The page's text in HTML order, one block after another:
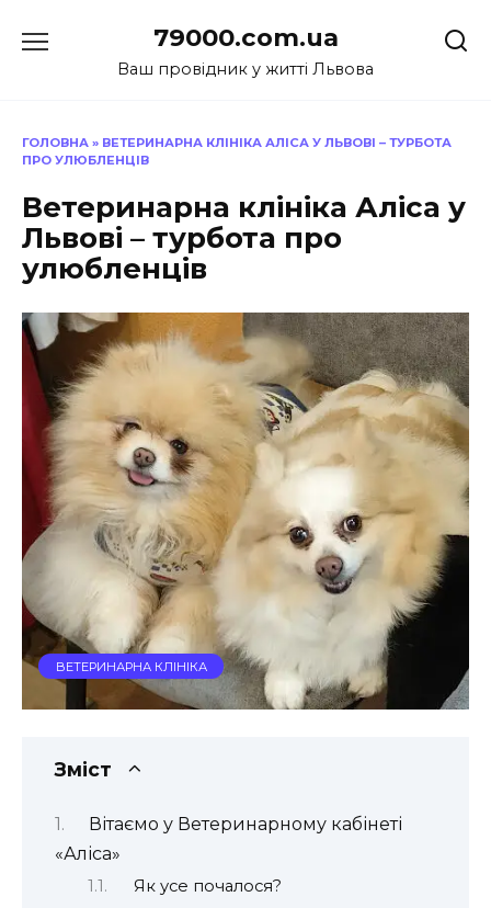
до
79000.com.ua
Ваш провідник у житті Львова
ГОЛОВНА » ВЕТЕРИНАРНА КЛІНІКА АЛІСА У ЛЬВОВІ – ТУРБОТА
ПРО УЛЮБЛЕНЦІВ
Ветеринарна клініка Аліса у
Львові – турбота про
улюбленців
ВЕТЕРИНАРНА КЛІНІКА
Зміст
Вітаємо у Ветеринарному кабінеті
«Аліса»
Як усе почалося?